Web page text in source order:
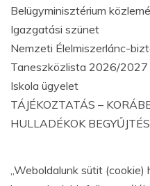
Belügyminisztérium
Igazgatási szünet
Nemzeti Élelmiszerlánc-
Taneszközlista 2026/2027
Iskola ügyelet
TÁJÉKOZTATÁS –
HULLADÉKOK
„Weboldalunk sütit